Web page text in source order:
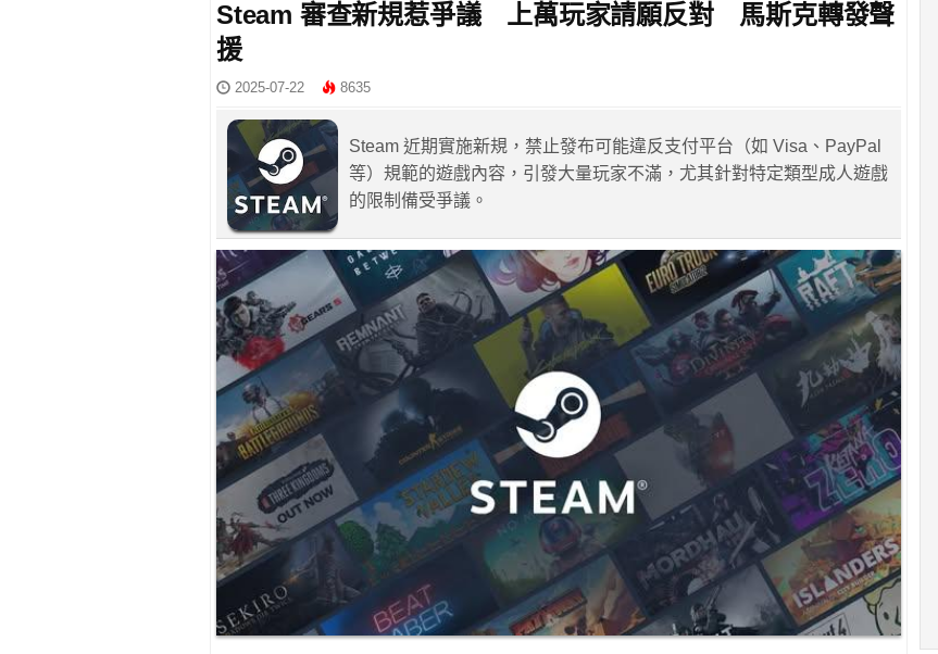
Steam 審查新規惹爭議 上萬玩家請願反對 馬斯克轉發聲
援
2025-07-22 8635
Steam 近期實施新規，禁止發布可能違反支付平台（如 Visa、PayPal
等）規範的遊戲內容，引發大量玩家不滿，尤其針對特定類型成人遊戲
的限制備受爭議。